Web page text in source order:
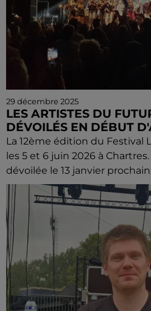
29 décembre 2025
LES ARTISTES DU
DÉVOILÉS EN DÉBUT
La 12ème édition du Festival
les 5 et 6 juin 2026 à
dévoilée le 13 janvier